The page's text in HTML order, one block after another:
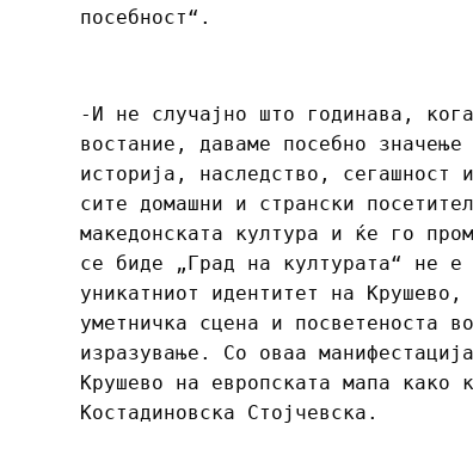
посебност“.
-И не случајно што годинава,
востание, даваме посебно
историја, наследство,
сите домашни и странски
македонската култура и ќе го
се биде „Град на културата“ не
уникатниот идентитет на
уметничка сцена и посветеноста
изразување. Со оваа
Крушево на европската мапа како
Костадиновска Стојчевска.